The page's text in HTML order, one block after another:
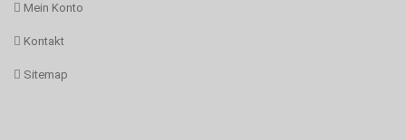
Mein Konto
Kontakt
Sitemap